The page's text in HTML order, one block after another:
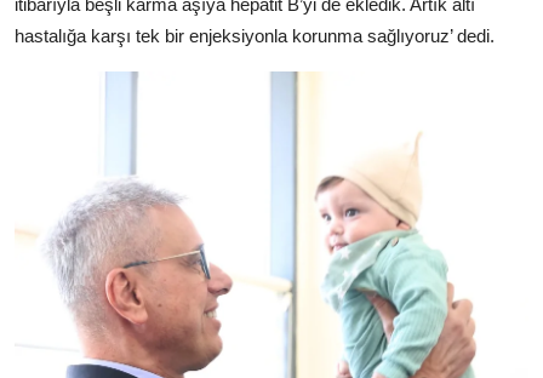
hastalığa karşı tek bir enjeksiyonla korunma sağlıyoruz’ dedi.